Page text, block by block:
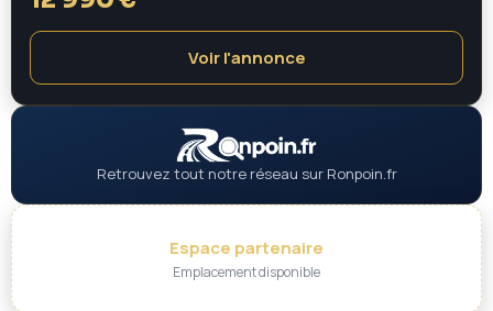
Voir l'annonce
Retrouvez tout notre réseau sur Ronpoin.fr
Espace partenaire
Emplacement disponible